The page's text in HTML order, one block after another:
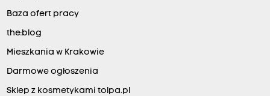
Baza ofert pracy
the:blog
Mieszkania w Krakowie
Darmowe ogłoszenia
Sklep z kosmetykami tolpa.pl